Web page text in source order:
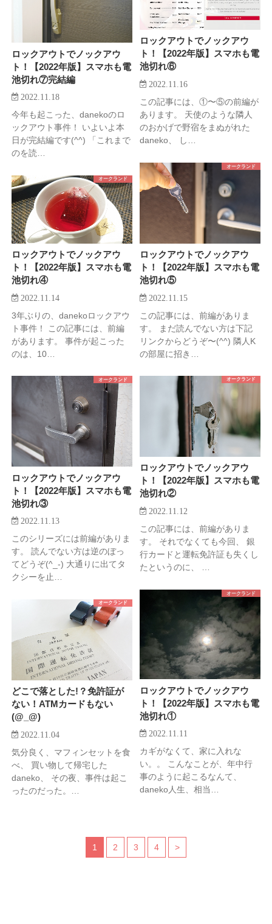
ロックアウトでノックアウ
ト！【2022年版】スマホも電
池切れ⑦完結編
2022.11.18
今年も起こった、danekoのロ
ックアウト事件！ いよいよ本
日が完結編です(^^) 「これまで
のを読…
ロックアウトでノックアウ
ト！【2022年版】スマホも電
池切れ⑥
2022.11.16
この記事には、①〜⑤の前編が
あります。 天使のような隣人
のおかげで野宿をまぬがれた
daneko、 し…
オークランド
ロックアウトでノックアウ
ト！【2022年版】スマホも電
池切れ⑤
2022.11.15
この記事には、前編がありま
す。 まだ読んでない方は下記
リンクからどうぞ〜(^^) 隣人K
の部屋に招き…
オークランド
ロックアウトでノックアウ
ト！【2022年版】スマホも電
池切れ④
2022.11.14
3年ぶりの、danekoロックアウ
ト事件！ この記事には、前編
があります。 事件が起こった
のは、10…
オークランド
ロックアウトでノックアウ
ト！【2022年版】スマホも電
池切れ③
2022.11.13
このシリーズには前編がありま
す。 読んでない方は逆のぼっ
てどうぞ(^_-) 大通りに出てタ
クシーを止…
オークランド
ロックアウトでノックアウ
ト！【2022年版】スマホも電
池切れ②
2022.11.12
この記事には、前編がありま
す。 それでなくても今回、 銀
行カードと運転免許証も失くし
たというのに、 …
オークランド
ロックアウトでノックアウ
ト！【2022年版】スマホも電
池切れ①
2022.11.11
カギがなくて、家に入れな
い。。 こんなことが、年中行
事のように起こるなんて、
daneko人生、相当…
オークランド
どこで落とした!？免許証が
ない！ATMカードもない
(@_@)
2022.11.04
気分良く、マフィンセットを食
べ、 買い物して帰宅した
daneko、 その夜、事件は起こ
ったのだった。…
1 2 3 4 >